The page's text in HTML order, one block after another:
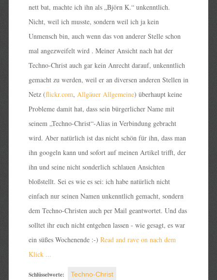
nett bat, machte ich ihn als „Björn K.“ unkenntlich.
Nicht, weil ich musste, sondern weil ich ja kein
Unmensch bin, auch wenn das von anderer Stelle schon
mal angezweifelt wird . Meiner Ansicht nach hat der
Techno-Christ auch gar kein Anrecht darauf, unkenntlich
gemacht zu werden, weil er an diversen anderen Stellen in
Netz (flickr.com, Allgäuer Allgemeine) überhaupt keine
Probleme damit hat, dass sein bürgerlicher Name mit
seinem „Techno-Christ“-Alias in Verbindung gebracht
wird. Aber natürlich ist das nicht schön für ihn, dass man
ihn googeln kann und sofort auf meinen Artikel trifft, der
ihn und seine nicht sonderlich schlauen Ansichten
bloßstellt. Sei es wie es sei: ich habe natürlich nicht
einfach nur seinen Namen unkenntlich gemacht, sondern
dem Techno-Christen auch per Mail geantwortet. Und das
solltet ihr euch nicht entgehen lassen - wie gesagt, es war
ein süßes Wochenende :-) Read and rave on nach dem
Klick ...
Schlüsselworte: Techno-Christ